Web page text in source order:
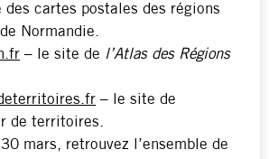
des cartes postales des régions
Normandie.
– le site de l’Atlas des Régions
– le site de
de territoires.
mars, retrouvez l’ensemble de